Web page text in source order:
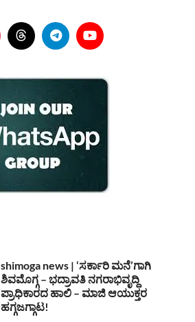
shimoga news | ‘ಸರ್ಕಾರಿ ಮನೆ’ಗಾಗಿ
ಶಿವಮೊಗ್ಗ – ಭದ್ರಾವತಿ ನಗರಾಭಿವೃದ್ದಿ
ಪ್ರಾಧಿಕಾರದ ಹಾಲಿ – ಮಾಜಿ ಆಯುಕ್ತರ
ಹಗ್ಗಜಗ್ಗಾಟ!